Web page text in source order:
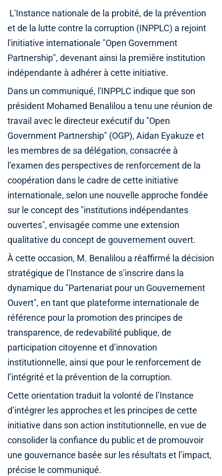
L'Instance nationale de la probité, de la prévention
et de la lutte contre la corruption (INPPLC) a rejoint
l'initiative internationale "Open Government
Partnership", devenant ainsi la première institution
indépendante à adhérer à cette initiative.
Dans un communiqué, l'INPPLC indique que son
président Mohamed Benalilou a tenu une réunion de
travail avec le directeur exécutif du "Open
Government Partnership" (OGP), Aidan Eyakuze et
les membres de sa délégation, consacrée à
l’examen des perspectives de renforcement de la
coopération dans le cadre de cette initiative
internationale, selon une nouvelle approche fondée
sur le concept des "institutions indépendantes
ouvertes", envisagée comme une extension
qualitative du concept de gouvernement ouvert.
À cette occasion, M. Benalilou a réaffirmé la décision
stratégique de l’Instance de s’inscrire dans la
dynamique du "Partenariat pour un Gouvernement
Ouvert", en tant que plateforme internationale de
référence pour la promotion des principes de
transparence, de redevabilité publique, de
participation citoyenne et d’innovation
institutionnelle, ainsi que pour le renforcement de
l’intégrité et la prévention de la corruption.
Cette orientation traduit la volonté de l’Instance
d’intégrer les approches et les principes de cette
initiative dans son action institutionnelle, en vue de
consolider la confiance du public et de promouvoir
une gouvernance basée sur les résultats et l’impact,
précise le communiqué.